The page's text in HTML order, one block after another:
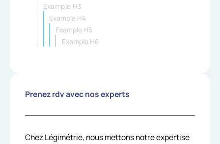
Example H3
Example H4
Example H5
Example H6
Prenez rdv avec nos experts
Chez Légimétrie, nous mettons notre expertise